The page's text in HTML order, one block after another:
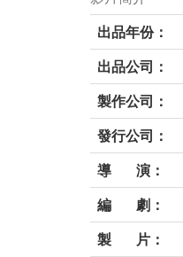
出品年份：
出品公司：
製作公司：
發行公司：
導 演：
編 劇：
製 片：